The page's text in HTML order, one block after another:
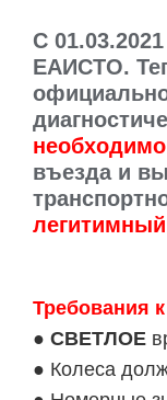
C
ЕАИСТО.
необходимо
въезда и
Требования
● СВЕТЛОЕ
● Колеса